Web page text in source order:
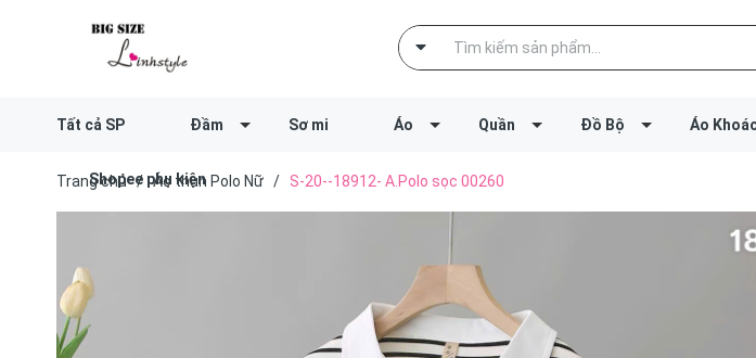
Tất cả SP Đầm Sơ mi Áo Quần Đồ Bộ Áo
Shopee phụ kiện
Trang chủ / Áo thun Polo Nữ / S-20--18912- A.Polo sọc 00260